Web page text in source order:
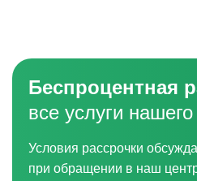
Беспроцентная
все услуги
Условия рассрочки
при обращении в наш